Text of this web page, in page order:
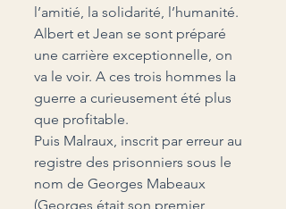
l’amitié, la solidarité, l’humanité.
Albert et Jean se sont préparé
une carrière exceptionnelle, on
va le voir. A ces trois hommes la
guerre a curieusement été plus
que profitable.
Puis Malraux, inscrit par erreur au
registre des prisonniers sous le
nom de Georges Mabeaux
(Georges était son premier